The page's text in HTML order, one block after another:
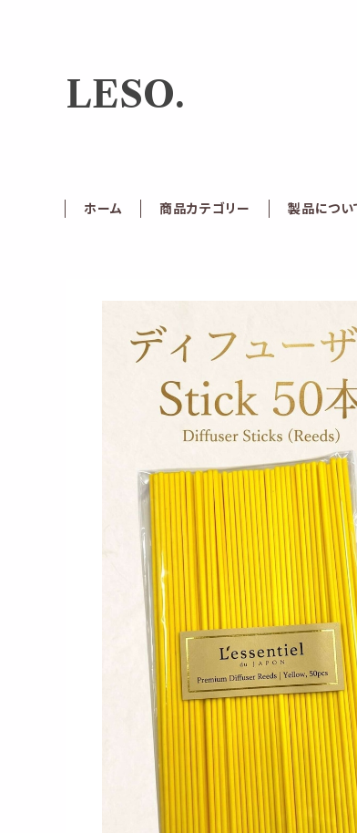
LESO.
ホーム 商品カテゴリー 製品につい